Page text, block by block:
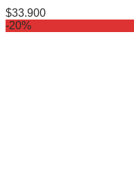
$33.900
-20%